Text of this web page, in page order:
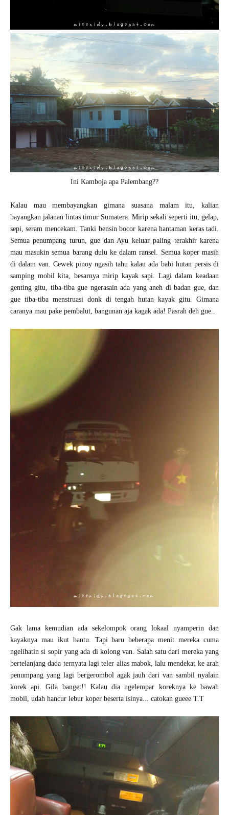
Ini Kamboja apa Palembang??
Kalau mau membayangkan gimana suasana malam itu, kalian
bayangkan jalanan lintas timur Sumatera. Mirip sekali seperti itu, gelap,
sepi, seram mencekam. Tanki bensin bocor karena hantaman keras tadi.
Semua penumpang turun, gue dan Ayu keluar paling terakhir karena
mau masukin semua barang dulu ke dalam ransel. Semua koper masih
di dalam van. Cewek pinoy ngasih tahu kalau ada babi hutan persis di
samping mobil kita, besarnya mirip kayak sapi. Lagi dalam keadaan
genting gitu, tiba-tiba gue ngerasain ada yang aneh di badan gue, dan
gue tiba-tiba menstruasi donk di tengah hutan kayak gitu. Gimana
caranya mau pake pembalut, bangunan aja kagak ada! Pasrah deh gue..
Gak lama kemudian ada sekelompok orang lokaal nyamperin dan
kayaknya mau ikut bantu. Tapi baru beberapa menit mereka cuma
ngelihatin si sopir yang ada di kolong van. Salah satu dari mereka yang
bertelanjang dada ternyata lagi teler alias mabok, lalu mendekat ke arah
penumpang yang lagi bergerombol agak jauh dari van sambil nyalain
korek api. Gila banget!! Kalau dia ngelempar koreknya ke bawah
mobil, udah hancur lebur koper beserta isinya... catokan gueee T.T